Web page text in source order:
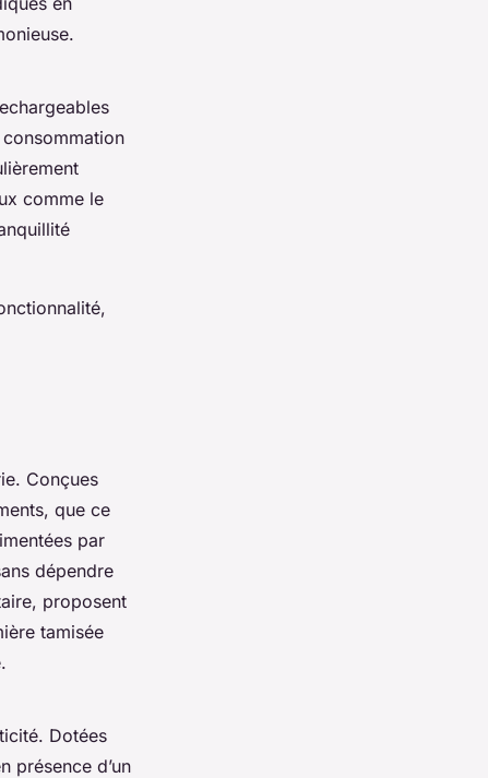
comme le
Conçues
que ce
par
dépendre
proposent
tamisée
Dotées
présence d’un